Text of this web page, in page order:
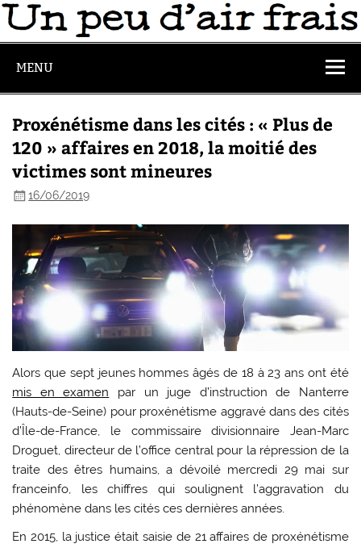
MENU
Proxénétisme dans les cités : « Plus de
120 » affaires en 2018, la moitié des
victimes sont mineures
16/06/2019
Alors que sept jeunes hommes âgés de 18 à 23 ans ont été
mis en examen par un juge d’instruction de Nanterre
(Hauts-de-Seine) pour proxénétisme aggravé dans des cités
d’Île-de-France, le commissaire divisionnaire Jean-Marc
Droguet, directeur de l’office central pour la répression de la
traite des êtres humains, a dévoilé mercredi 29 mai sur
franceinfo, les chiffres qui soulignent l’aggravation du
phénomène dans les cités ces dernières années.
En 2015, la justice était saisie de 21 affaires de proxénétisme